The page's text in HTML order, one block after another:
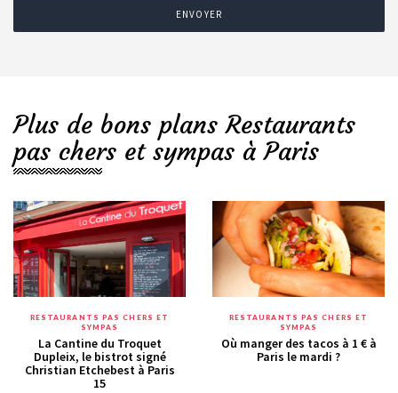
ENVOYER
Plus de bons plans Restaurants
pas chers et sympas à Paris
RESTAURANTS PAS CHERS ET
SYMPAS
La Cantine du Troquet
Dupleix, le bistrot signé
Christian Etchebest à Paris
15
RESTAURANTS PAS CHERS ET
SYMPAS
Où manger des tacos à 1 € à
Paris le mardi ?